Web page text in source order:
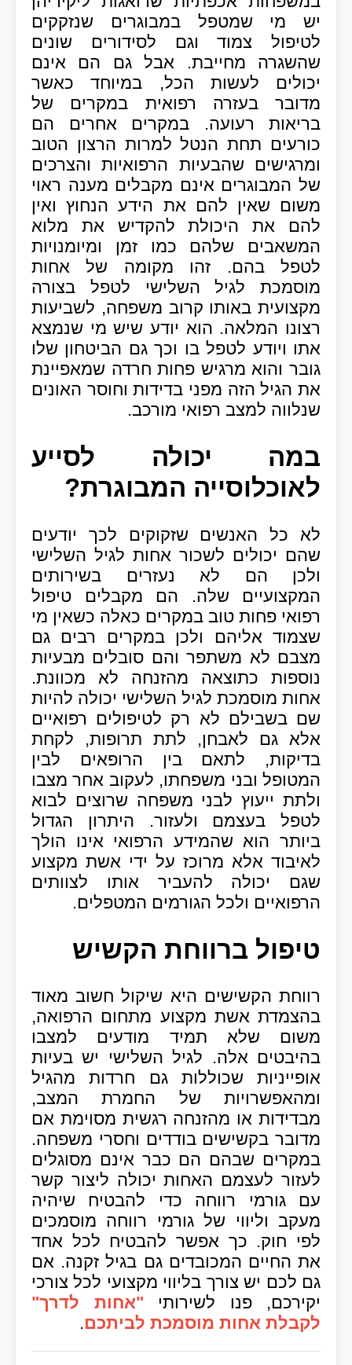
יש מי שמטפל במבוגרים שנזקקים
לטיפול צמוד וגם לסידורים שונים
שהשגרה מחייבת. אבל גם הם אינם
יכולים לעשות הכל, במיוחד כאשר
מדובר בעזרה רפואית במקרים של
בריאות רעועה. במקרים אחרים הם
כורעים תחת הנטל למרות הרצון הטוב
ומרגישים שהבעיות הרפואיות והצרכים
של המבוגרים אינם מקבלים מענה ראוי
משום שאין להם את הידע הנחוץ ואין
להם את היכולת להקדיש את מלוא
המשאבים שלהם כמו זמן ומיומנויות
לטפל בהם. זהו מקומה של אחות
מוסמכת לגיל השלישי לטפל בצורה
מקצועית באותו קרוב משפחה, לשביעות
רצונו המלאה. הוא יודע שיש מי שנמצא
אתו ויודע לטפל בו וכך גם הביטחון שלו
גובר והוא מרגיש פחות חרדה שמאפיינת
את הגיל הזה מפני בדידות וחוסר האונים
שנלווה למצב רפואי מורכב.
במה יכולה לסייע
לאוכלוסייה המבוגרת?
לא כל האנשים שזקוקים לכך יודעים
שהם יכולים לשכור אחות לגיל השלישי
ולכן הם לא נעזרים בשירותים
המקצועיים שלה. הם מקבלים טיפול
רפואי פחות טוב במקרים כאלה כשאין מי
שצמוד אליהם ולכן במקרים רבים גם
מצבם לא משתפר והם סובלים מבעיות
נוספות כתוצאה מהזנחה לא מכוונת.
אחות מוסמכת לגיל השלישי יכולה להיות
שם בשבילם לא רק לטיפולים רפואיים
אלא גם לאבחן, לתת תרופות, לקחת
בדיקות, לתאם בין הרופאים לבין
המטופל ובני משפחתו, לעקוב אחר מצבו
ולתת ייעוץ לבני משפחה שרוצים לבוא
לטפל בעצמם ולעזור. היתרון הגדול
ביותר הוא שהמידע הרפואי אינו הולך
לאיבוד אלא מרוכז על ידי אשת מקצוע
שגם יכולה להעביר אותו לצוותים
הרפואיים ולכל הגורמים המטפלים.
טיפול ברווחת הקשיש
רווחת הקשישים היא שיקול חשוב מאוד
בהצמדת אשת מקצוע מתחום הרפואה,
משום שלא תמיד מודעים למצבו
בהיבטים אלה. לגיל השלישי יש בעיות
אופייניות שכוללות גם חרדות מהגיל
ומהאפשרויות של החמרת המצב,
מבדידות או מהזנחה רגשית מסוימת אם
מדובר בקשישים בודדים וחסרי משפחה.
במקרים שבהם הם כבר אינם מסוגלים
לעזור לעצמם האחות יכולה ליצור קשר
עם גורמי רווחה כדי להבטיח שיהיה
מעקב וליווי של גורמי רווחה מוסמכים
לפי חוק. כך אפשר להבטיח לכל אחד
את החיים המכובדים גם בגיל זקנה. אם
גם לכם יש צורך בליווי מקצועי לכל צורכי
יקירכם, פנו לשירותי
"אחות לדרך"
לקבלת אחות מוסמכת לביתכם.